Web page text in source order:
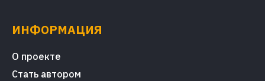
ИНФОРМАЦИЯ
О проекте
Стать автором